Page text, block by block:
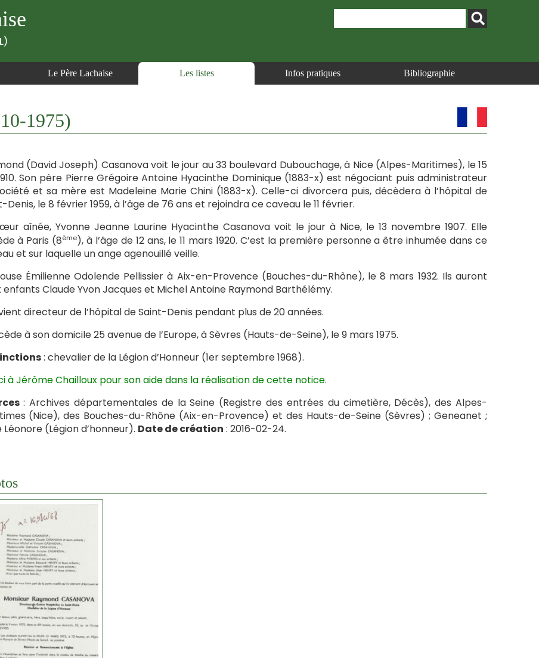
Le Père Lachaise Les listes Infos pratiques Bibliographie
1975)
(David Joseph) Casanova voit le jour au 33 boulevard Dubouchage, à Nice (Alpes-Maritimes), le 15
Son père Pierre Grégoire Antoine Hyacinthe Dominique (1883-x) est négociant puis administrateur
et sa mère est Madeleine Marie Chini (1883-x). Celle-ci divorcera puis, décèdera à l’hôpital de
Denis, le 8 février 1959, à l’âge de 76 ans et rejoindra ce caveau le 11 février.
aînée, Yvonne Jeanne Laurine Hyacinthe Casanova voit le jour à Nice, le 13 novembre 1907. Elle
à Paris (8ème), à l’âge de 12 ans, le 11 mars 1920. C’est la première personne a être inhumée dans ce
et sur laquelle un ange agenouillé veille.
Émilienne Odolende Pellissier à Aix-en-Provence (Bouches-du-Rhône), le 8 mars 1932. Ils auront
enfants Claude Yvon Jacques et Michel Antoine Raymond Barthélémy.
directeur de l’hôpital de Saint-Denis pendant plus de 20 années.
à son domicile 25 avenue de l’Europe, à Sèvres (Hauts-de-Seine), le 9 mars 1975.
: chevalier de la Légion d’Honneur (1er septembre 1968).
à Jérôme Chailloux pour son aide dans la réalisation de cette notice.
: Archives départementales de la Seine (Registre des entrées du cimetière, Décès), des Alpes-
(Nice), des Bouches-du-Rhône (Aix-en-Provence) et des Hauts-de-Seine (Sèvres) ; Geneanet ;
Léonore (Légion d’honneur). Date de création : 2016-02-24.